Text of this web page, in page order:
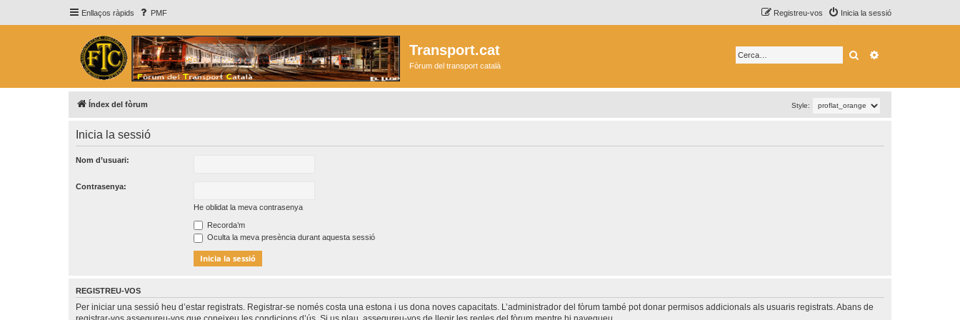
Enllaços ràpids PMF Inicia la sessió
Registreu-vos
Transport.cat
Fòrum del transport català
Cerca
Índex del fòrum Style:
Inicia la sessió
Nom d’usuari:
Contrasenya:
He oblidat la meva contrasenya
Recorda’m
Oculta la meva presència durant aquesta sessió
REGISTREU-VOS
Per iniciar una sessió heu d’estar registrats. Registrar-se només costa una estona i us dona noves capacitats. L’administrador del fòrum també pot donar permisos addicionals als usuaris registrats. Abans de